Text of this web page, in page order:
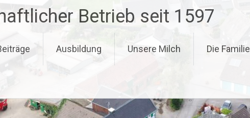
Betrieb seit 1597
Ausbildung Unsere Milch Die Familie